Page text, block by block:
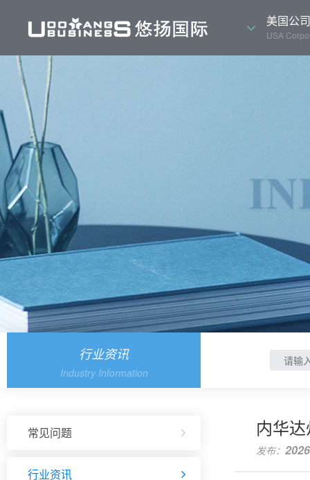
美国公
USA
行业资讯
Industry Information
常见问题
行业资讯
内华
发布：